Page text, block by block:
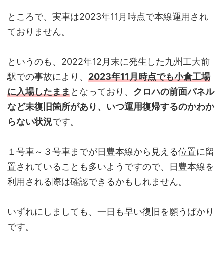
ところで、実車は2023年11月時点で本線運用され
ておりません。
というのも、2022年12月末に発生した九州工大前
駅での事故により、 2023年11月時点でも小倉工場
に入場したままとなっており、 クロハの前面パネル
など未復旧箇所があり、いつ運用復帰するのかわか
らない状況です。
１号車～３号車までが日豊本線から見える位置に留
置されていることも多いようですので、日豊本線を
利用される際は確認できるかもしれません。
いずれにしましても、一日も早い復旧を願うばかり
です。